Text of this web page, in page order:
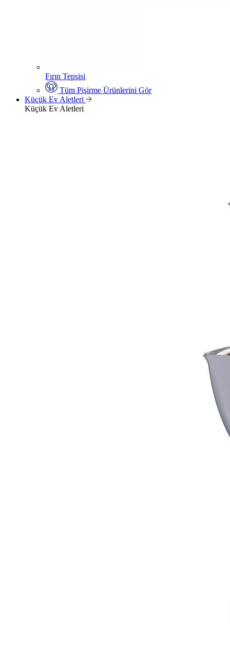
Fırın Tepsisi
Tüm Pişirme Ürünlerini Gör
Küçük Ev Aletleri
Küçük Ev Aletleri